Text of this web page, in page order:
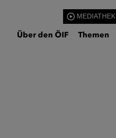
MEDIATHEK
Über den ÖIF Themen